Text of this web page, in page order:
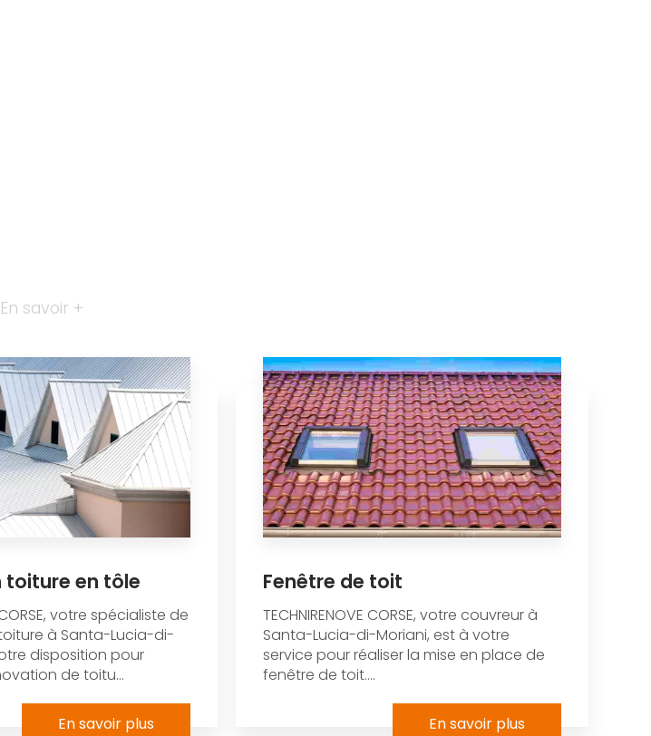
En savoir +
toiture en tôle
CORSE, votre spécialiste de
à Santa-Lucia-di-
disposition pour
de toitu...
En savoir plus
Fenêtre de toit
TECHNIRENOVE CORSE, votre couvreur à
Santa-Lucia-di-Moriani, est à votre
service pour réaliser la mise en place de
fenêtre de toit....
En savoir plus